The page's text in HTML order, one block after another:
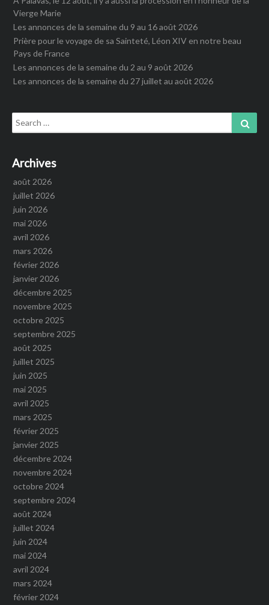
Vierge Marie
Les annonces de la semaine du 9 au 16 août 2026
Prière pour le voyage de sa Sainteté, Léon XIV en notre beau
Pays de France
Les annonces de la semaine du 2 au 9 août 2026
Les annonces de la semaine du 27 juillet au août 2026
Search
for:
Archives
août 2026
juillet 2026
juin 2026
mai 2026
avril 2026
mars 2026
février 2026
janvier 2026
décembre 2025
novembre 2025
octobre 2025
septembre 2025
août 2025
juillet 2025
juin 2025
mai 2025
avril 2025
mars 2025
février 2025
janvier 2025
décembre 2024
novembre 2024
octobre 2024
septembre 2024
août 2024
juillet 2024
juin 2024
mai 2024
avril 2024
mars 2024
février 2024